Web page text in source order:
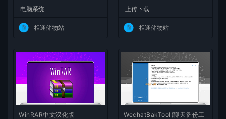
电脑系统
相逢储物站
上传下载
相逢储物站
WinRAR中文汉化版
WechatBakTool(聊天备份工